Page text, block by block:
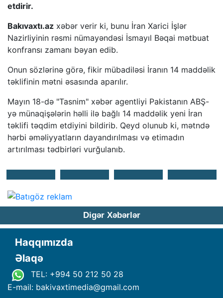
etdirir.
Bakıvaxtı.az xəbər verir ki, bunu İran Xarici İşlər
Nazirliyinin rəsmi nümayəndəsi İsmayıl Bəqai mətbuat
konfransı zamanı bəyan edib.
Onun sözlərinə görə, fikir mübadiləsi İranın 14 maddəlik
təklifinin mətni əsasında aparılır.
Mayın 18-də "Tasnim" xəbər agentliyi Pakistanın ABŞ-
yə münaqişələrin həlli ilə bağlı 14 maddəlik yeni İran
təklifi təqdim etdiyini bildirib. Qeyd olunub ki, mətndə
hərbi əməliyyatların dayandırılması və etimadın
artırılması tədbirləri vurğulanıb.
Digər Xəbərlər
Haqqımızda
Əlaqə
TEL: +994 50 212 50 28
E-mail: bakivaxtimedia@gmail.com